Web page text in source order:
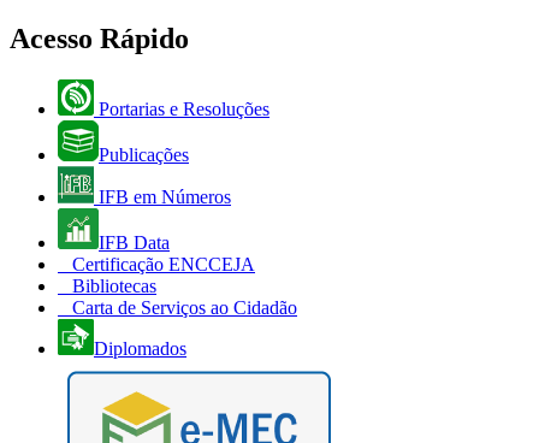
Acesso Rápido
Portarias e Resoluções
Publicações
IFB em Números
IFB Data
Certificação ENCCEJA
Bibliotecas
Carta de Serviços ao Cidadão
Diplomados